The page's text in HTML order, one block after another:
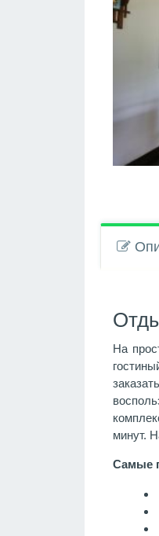
На
минут.
Самые